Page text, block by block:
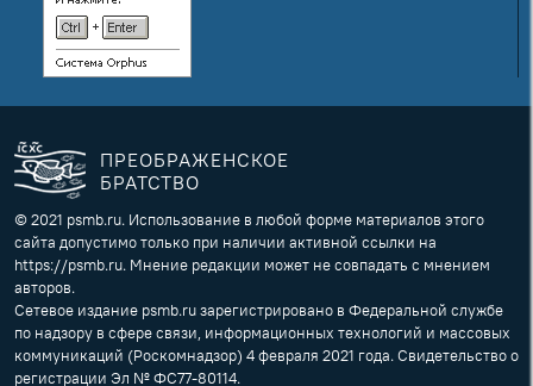
ПРЕОБРАЖЕНСКОЕ
БРАТСТВО
© 2021 psmb.ru. Использование в любой форме материалов этого
сайта допустимо только при наличии активной ссылки на
https://psmb.ru. Мнение редакции может не совпадать с мнением
авторов.
Сетевое издание psmb.ru зарегистрировано в Федеральной службе
по надзору в сфере связи, информационных технологий и массовых
коммуникаций (Роскомнадзор) 4 февраля 2021 года. Свидетельство о
регистрации Эл № ФС77-80114.